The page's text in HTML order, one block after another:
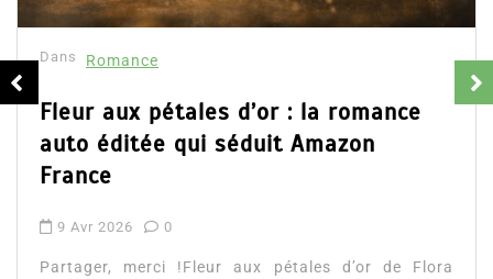
pétales d’or : la romance
qui séduit Amazon
0
merci !Fleur aux pétales d’or de Flora